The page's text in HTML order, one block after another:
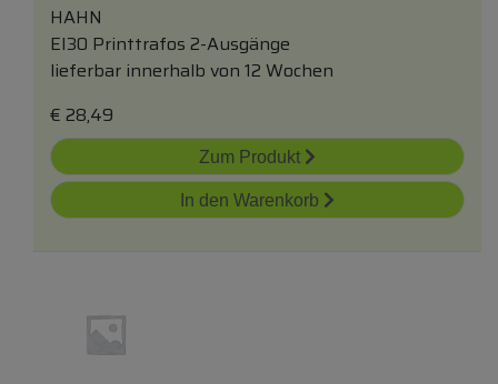
HAHN
EI30 Printtrafos 2-Ausgänge
lieferbar innerhalb von 12 Wochen
€ 28,49
Zum Produkt
In den Warenkorb